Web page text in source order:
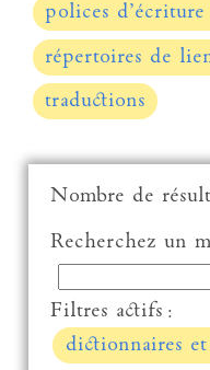
polices
répertoires de
traductions
Nombre de
Recherchez un
Filtres actifs :
dictionnaires